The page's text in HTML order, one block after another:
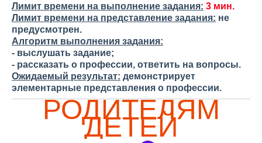
Лимит времени на выполнение задания: 3 мин.
Лимит времени на представление задания: не
предусмотрен.
Алгоритм выполнения задания:
- выслушать задание;
- рассказать о профессии, ответить на вопросы.
Ожидаемый результат: демонстрирует
элементарные представления о профессии.
РОДИТЕЛЯМ
ДЕТЕЙ